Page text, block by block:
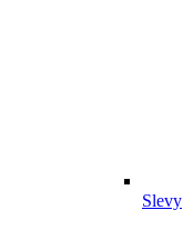
Slevy